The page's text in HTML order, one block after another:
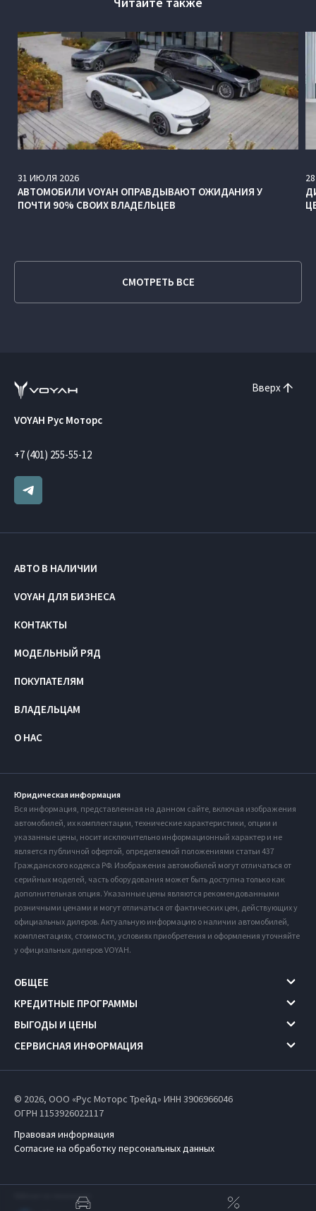
31 ИЮЛЯ 2026
АВТОМОБИЛИ VOYAH ОПРАВДЫВАЮТ ОЖИДАНИЯ У
ПОЧТИ 90% СВОИХ ВЛАДЕЛЬЦЕВ
28
СМОТРЕТЬ ВСЕ
Вверх
VOYAH Рус Моторс
+7 (401) 255-55-12
АВТО В НАЛИЧИИ
VOYAH ДЛЯ БИЗНЕСА
КОНТАКТЫ
МОДЕЛЬНЫЙ РЯД
ПОКУПАТЕЛЯМ
ВЛАДЕЛЬЦАМ
О НАС
Юридическая информация
Вся информация, представленная на данном сайте, включая изображения
автомобилей, их комплектации, технические характеристики, опции и
указанные цены, носит исключительно информационный характер и не
является публичной офертой, определяемой положениями статьи 437
Гражданского кодекса РФ. Изображения автомобилей могут отличаться от
серийных моделей, часть оборудования может быть доступна только как
дополнительная опция. Указанные цены являются рекомендованными
розничными ценами и могут отличаться от фактических цен, действующих у
официальных дилеров. Актуальную информацию о наличии автомобилей,
комплектациях, стоимости, условиях приобретения и оформления уточняйте
у официальных дилеров VOYAH.
ОБЩЕЕ
КРЕДИТНЫЕ ПРОГРАММЫ
ВЫГОДЫ И ЦЕНЫ
СЕРВИСНАЯ ИНФОРМАЦИЯ
© 2026, ООО «Рус Моторс Трейд» ИНН 3906966046
ОГРН 1153926022117
Правовая информация
Согласие на обработку персональных данных
Работает на технологиях